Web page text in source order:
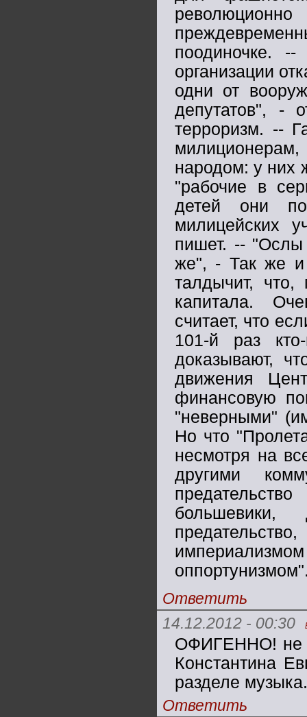
поодиночке.
организации
одни от
депутатов", -
терроризм. --
народом: у них
"рабочие в
детей они
милицейских
пишет. -- "Ослы
же", - Так же и
талдычит,
капитала.
считает, что
101-й раз
доказывают,
движения
финансовую
"неверными"
Но что
несмотря на
другими
большевики,
Ответить
14.12.2012 - 00:30
ОФИГЕННО! не
Константина
разделе музыка.
Ответить